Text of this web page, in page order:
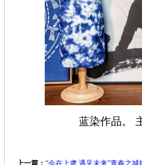
蓝染作品。